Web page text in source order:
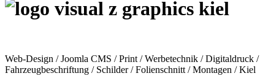
Web-Design / Joomla CMS / Print / Werbetechnik / Digitaldruck /
Fahrzeugbeschriftung / Schilder / Folienschnitt / Montagen / Kiel